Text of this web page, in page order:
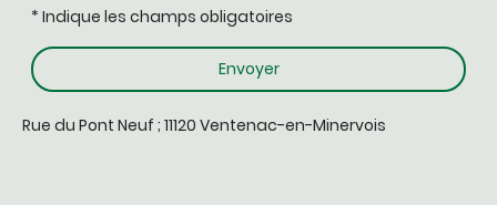
* Indique les champs obligatoires
Envoyer
Rue du Pont Neuf ; 11120 Ventenac-en-Minervois